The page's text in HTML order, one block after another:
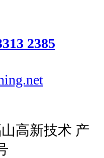
2385
高新技术 产